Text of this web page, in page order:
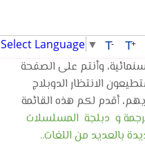
Select Language ▼ T+
T-
وأنتم على الصفحة
الانتظار الدوبلاج
أقدم لكم هذه القائمة
دبلجة المسلسلات
بالعديد من اللغات..